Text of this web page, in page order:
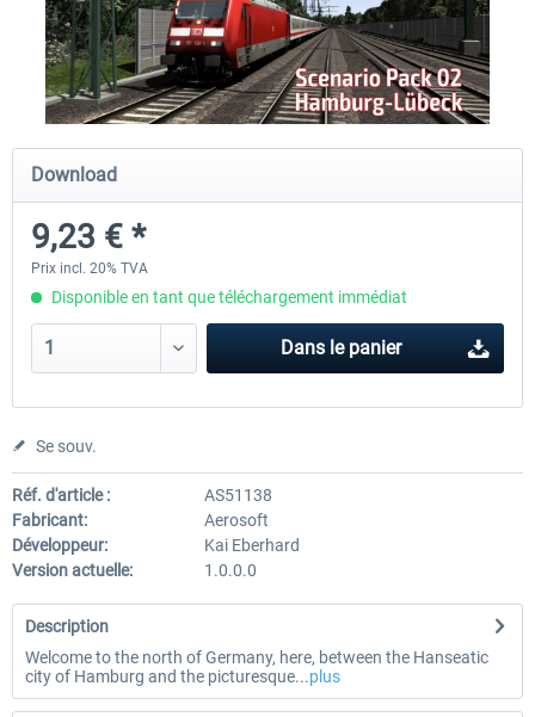
Just Trains - U-Bahn Hamburg U1 &
39,95 € *
Railworks Szenario-Pack
Download
9,23 € *
Prix incl. 20% TVA
Disponible en tant que téléchargement immédiat
Dans le panier
Se souv.
Réf. d'article :
AS51138
Fabricant:
Aerosoft
Développeur:
Kai Eberhard
Version actuelle:
1.0.0.0
Description
Welcome to the north of Germany, here, between the Hanseatic
city of Hamburg and the picturesque...plus